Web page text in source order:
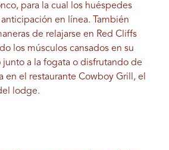
para la cual los huéspedes
en línea. También
de relajarse en Red Cliffs
los músculos cansados ​​en su
junto a la fogata o disfrutando de
en el restaurante Cowboy Grill, el
lodge.